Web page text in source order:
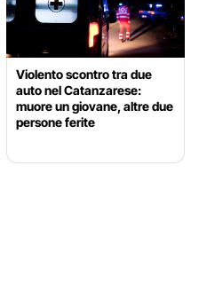
Violento scontro tra due
auto nel Catanzarese:
muore un giovane, altre due
persone ferite